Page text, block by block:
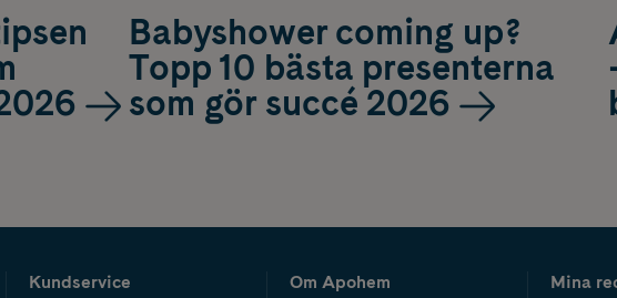
Babyshower coming up?
Topp 10 bästa presenterna
som gör succé 2026
Kundservice Om Apohem Mina